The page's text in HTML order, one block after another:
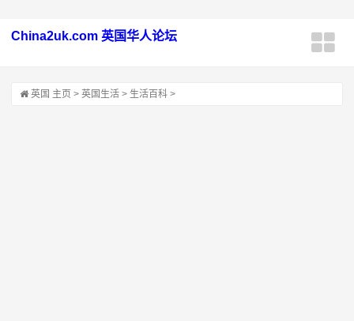
China2uk.com 英国华人论坛
英国 主页 > 英国生活 > 生活百科 >